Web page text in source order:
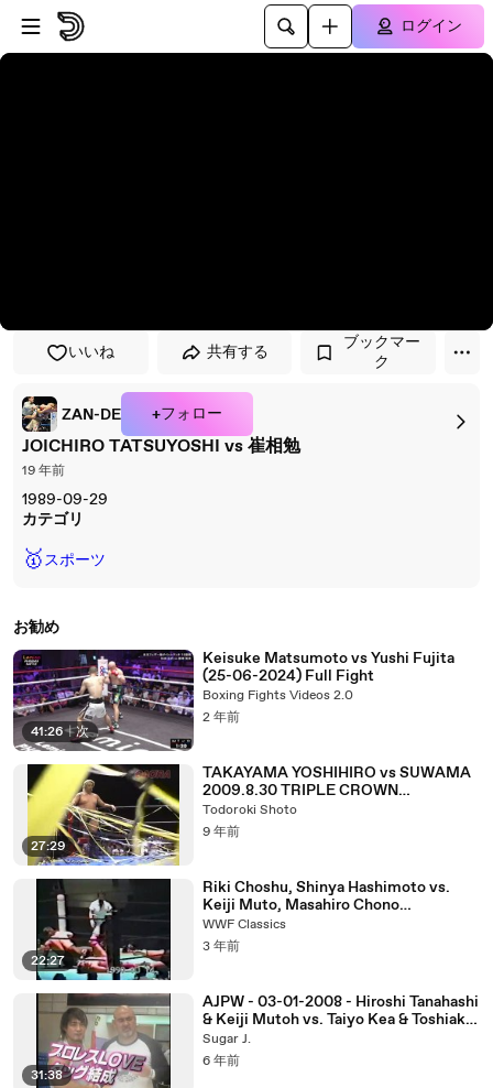
プレイヤーにスキップ
メインコンテンツにスキップ
ログイン
いいね 共有する
ブックマー
ク
ZAN-DE +フォロー
JOICHIRO TATSUYOSHI vs 崔相勉
19 年前
1989-09-29
カテゴリ
🥇スポーツ
お勧め
41:26 | 次
Keisuke Matsumoto vs Yushi Fujita
(25-06-2024) Full Fight
Boxing Fights Videos 2.0
2 年前
27:29
TAKAYAMA YOSHIHIRO vs SUWAMA
2009.8.30 TRIPLE CROWN
CHAMPIONSHIP
Todoroki Shoto
9 年前
22:27
Riki Choshu, Shinya Hashimoto vs.
Keiji Muto, Masahiro Chono
(1990.10.14)
WWF Classics
3 年前
31:38
AJPW - 03-01-2008 - Hiroshi Tanahashi
& Keiji Mutoh vs. Taiyo Kea & Toshiaki
Kawada
Sugar J.
6 年前